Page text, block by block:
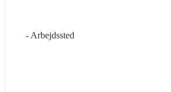
- Arbejdssted